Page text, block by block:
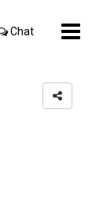
Chat